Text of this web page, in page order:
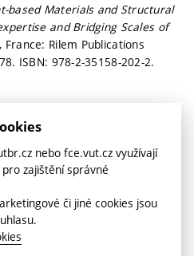
based Materials and Structural
and Bridging Scales of
France: Rilem Publications
ISBN: 978-2-35158-202-2.
concrete with content of
destructive approach.FEMS
2018, Book of
Society of Materials
978-963-05-9917-7.
L.; DANĚK, P.;
nebo fce.vut.cz využívají
zajištění správné
či jiné cookies jsou